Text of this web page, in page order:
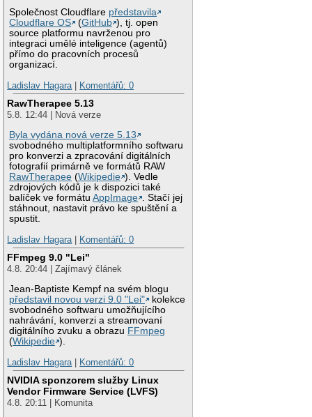
Společnost Cloudflare představila
Cloudflare OS
(GitHub ), tj. open
source platformu navrženou pro
integraci umělé inteligence (agentů)
přímo do pracovních procesů
organizací.
Ladislav Hagara
Komentářů: 0
RawTherapee 5.13
5.8. 12:44 | Nová verze
Byla vydána nová verze 5.13
svobodného multiplatformního softwaru
pro konverzi a zpracování digitálních
fotografií primárně ve formátů RAW
RawTherapee (Wikipedie ). Vedle
zdrojových kódů je k dispozici také
balíček ve formátuAppImage . Stačí jej
stáhnout, nastavit právo ke spuštění a
spustit.
Ladislav Hagara
Komentářů: 0
FFmpeg 9.0 "Lei"
4.8. 20:44 | Zajímavý článek
Jean-Baptiste Kempf na svém blogu
představil novou verzi 9.0 "Lei"
kolekce
svobodného softwaru umožňujícího
nahrávání, konverzi a streamovaní
digitálního zvuku a obrazu FFmpeg
(Wikipedie ).
Ladislav Hagara | Komentářů: 0
NVIDIA sponzorem služby Linux
Vendor Firmware Service (LVFS)
4.8. 20:11 | Komunita